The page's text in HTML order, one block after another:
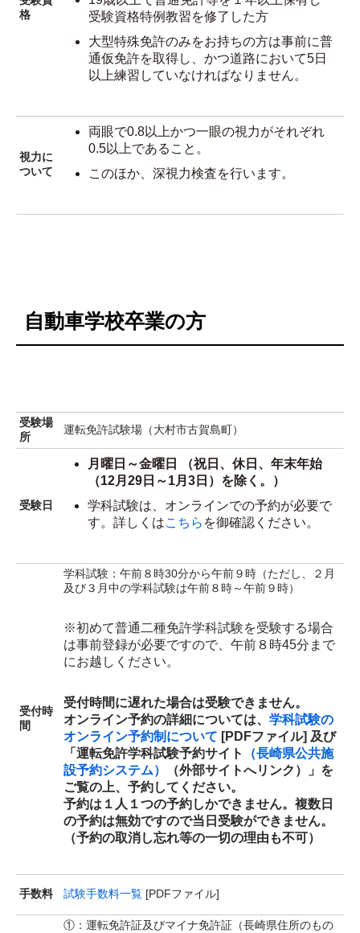
格
受験資格特例教習を修了した方
大型特殊免許のみをお持ちの方は事前に普
通仮免許を取得し、かつ道路において5日
以上練習していなければなりません。
視力に
ついて
両眼で0.8以上かつ一眼の視力がそれぞれ
0.5以上であること。
このほか、深視力検査を行います。
自動車学校卒業の方
受験場
所
運転免許試験場（大村市古賀島町）
受験日
月曜日～金曜日 （祝日、休日、年末年始
（12月29日～1月3日）を除く。）
学科試験は、オンラインでの予約が必要で
す。詳しくはこちら を御確認ください。
受付時
間
学科試験：午前８時30分から午前９時（ただし、２月
及び３月中の学科試験は午前８時～午前９時）
※初めて普通二種免許学科試験を受験する場合
は事前登録が必要ですので、午前８時45分まで
にお越しください。
受付時間に遅れた場合は受験できません。
オンライン予約の詳細については、 学科試験の
オンライン予約制について [PDFファイル] 及び
「運転免許学科試験予約サイト
（長崎県公共施
設予約システム）
（外部サイトへリンク）」を
ご覧の上、予約してください。
予約は１人１つの予約しかできません。複数日
の予約は無効ですので当日受験ができません。
（予約の取消し忘れ等の一切の理由も不可）
手数料 試験手数料一覧 [PDFファイル]
①：運転免許証及びマイナ免許証（長崎県住所のもの